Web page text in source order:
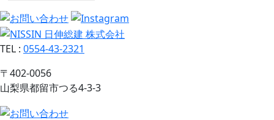
TEL : 0554-43-2321
〒402-0056
山梨県都留市つる4-3-3